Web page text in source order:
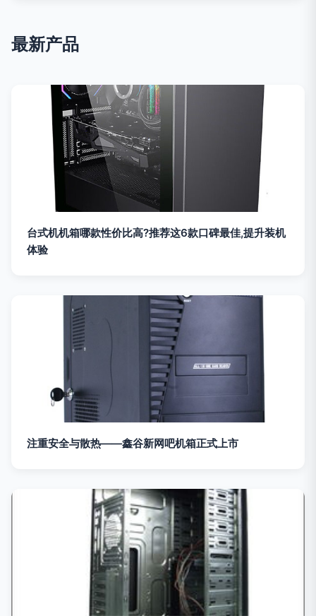
最新产品
台式机机箱哪款性价比高?推荐这6款口碑最佳,提升装机
体验
注重安全与散热——鑫谷新网吧机箱正式上市